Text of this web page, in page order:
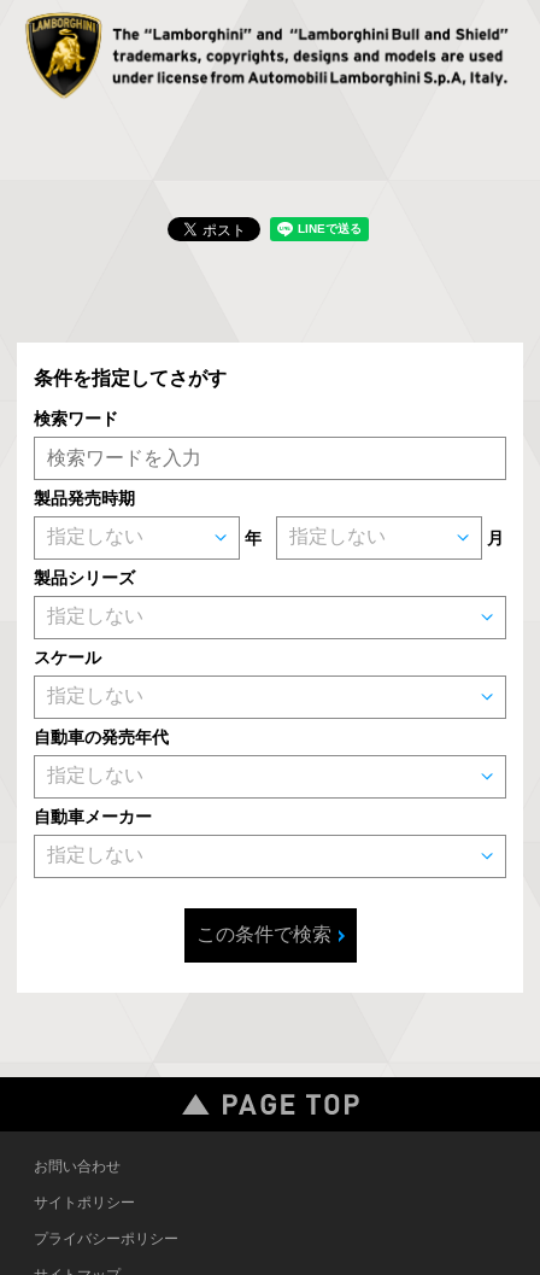
条件を指定してさがす
検索ワード
製品発売時期
年 月
製品シリーズ
スケール
自動車の発売年代
自動車メーカー
この条件で検索
お問い合わせ
サイトポリシー
プライバシーポリシー